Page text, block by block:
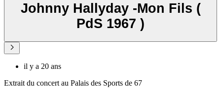
Johnny Hallyday -Mon Fils (
PdS 1967 )
il y a 20 ans
Extrait du concert au Palais des Sports de 67